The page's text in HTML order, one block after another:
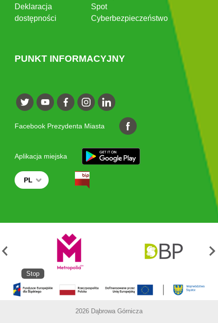
Deklaracja
dostępności
Spot
Cyberbezpieczeństwo
PUNKT INFORMACYJNY
Facebook Prezydenta Miasta
Aplikacja miejska
PL
Stop
2026 Dąbrowa Górnicza